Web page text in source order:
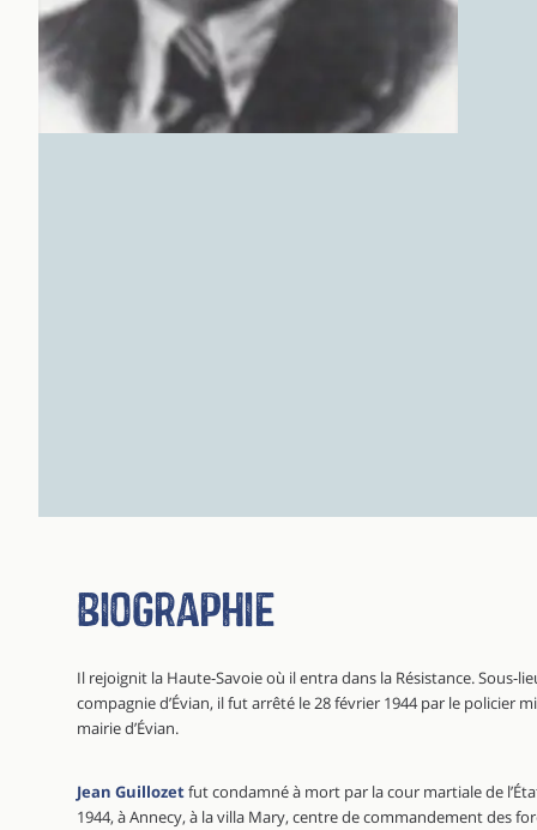
Biographie
Il rejoignit la Haute-Savoie où il entra dans la Résistance. Sous-
compagnie d’Évian, il fut arrêté le 28 février 1944 par le policier
mairie d’Évian.
Jean Guillozetfut condamné à mort par la cour martiale de
1944, à Annecy, à la villa Mary, centre de commandement des